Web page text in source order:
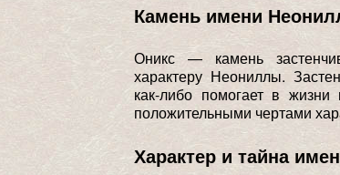
Камень имени
Оникс — камень
характеру Неониллы.
как-либо помогает в
положительными чертами
Характер и тайна